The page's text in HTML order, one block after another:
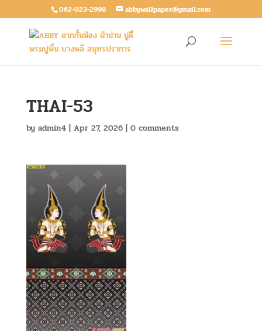
062-023-2998 abbywallpaper@gmail.com
THAI-53
by admin4| Apr 27, 2026| 0 comments